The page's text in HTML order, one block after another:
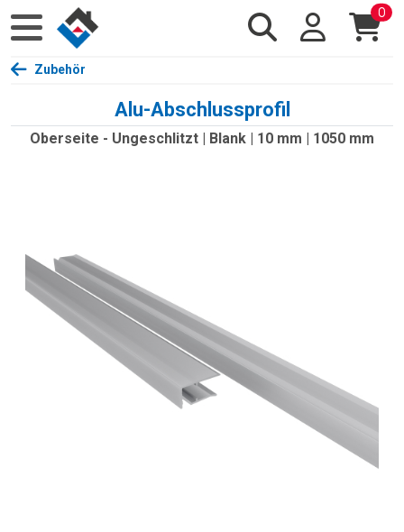
0
Zubehör
Alu-Abschlussprofil
Oberseite - Ungeschlitzt | Blank | 10 mm | 1050 mm